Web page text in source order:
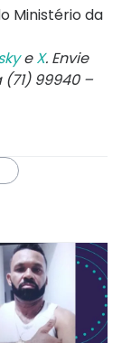
Ministério da
eX. Envie
99940 –